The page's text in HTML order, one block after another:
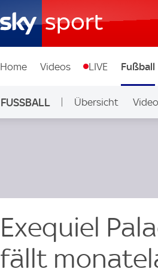
Home Videos LIVE Fußball
FUSSBALL Übersicht
Exequiel
fällt